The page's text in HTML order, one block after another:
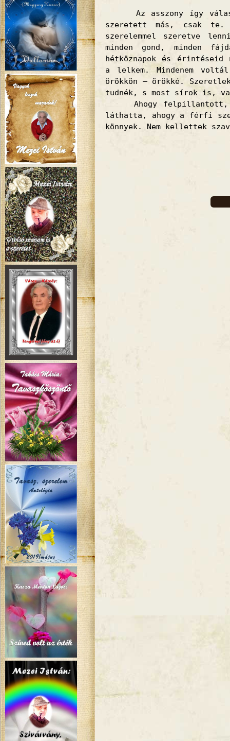
Az asszony így
szeretett más, csak te.
szerelemmel szeretve
minden gond, minden
hétköznapok és
a lelkem. Mindenem
örökkön – örökké.
tudnék, s most sírok is,
Ahogy felpillantott,
láthatta, ahogy a férfi
könnyek. Nem kellettek